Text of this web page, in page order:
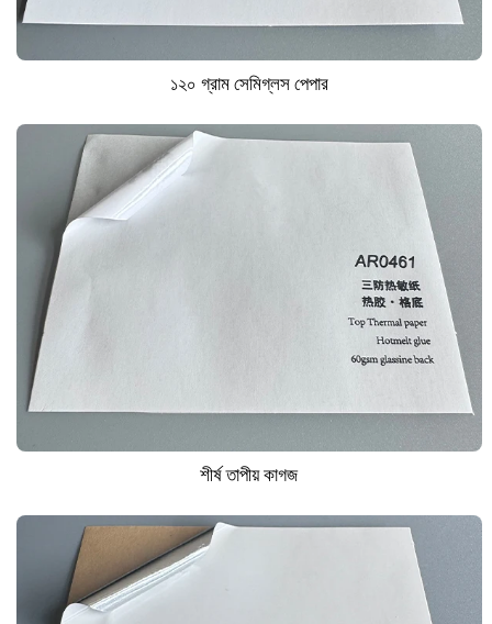
১২০ গ্রাম সেমিগ্লস পেপার
শীর্ষ তাপীয় কাগজ